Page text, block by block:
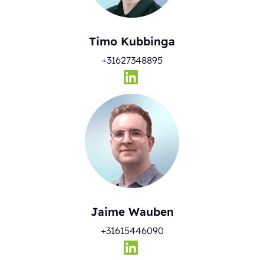
Timo Kubbinga
+31627348895
Jaime Wauben
+31615446090